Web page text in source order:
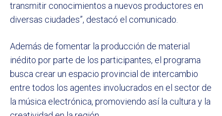
transmitir conocimientos a nuevos productores en
diversas ciudades”, destacó el comunicado.
Además de fomentar la producción de material
inédito por parte de los participantes, el programa
busca crear un espacio provincial de intercambio
entre todos los agentes involucrados en el sector de
la música electrónica, promoviendo así la cultura y la